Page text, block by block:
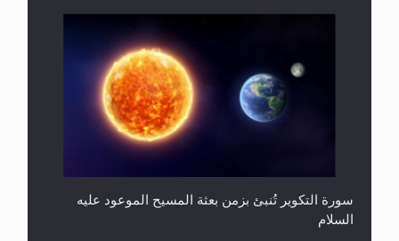
سورة التكوير تُنبئ بزمن بعثة المسيح الموعود عليه
السلام